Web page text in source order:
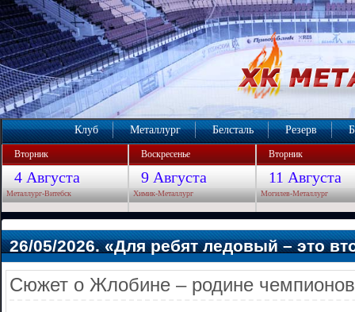
Клуб Металлург Белсталь Резерв
Вторник Воскресенье Вторник
4 Августа 9 Августа 11 Августа
Металлург-Витебск Химик-Металлург Могилев-Металлург
26/05/2026. «Для ребят ледовый – это
Сюжет о Жлобине – родине